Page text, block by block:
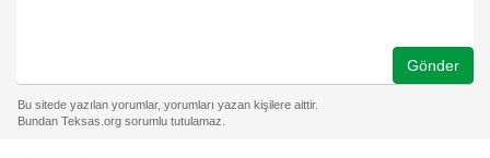
Gönder